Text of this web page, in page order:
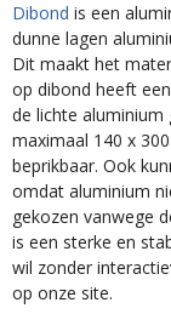
Dibond is een
dunne lagen
Dit maakt het
op dibond heeft
de lichte
maximaal 140 x
beprikbaar. Ook
omdat aluminium
gekozen vanwege
is een sterke en
wil zonder
op onze site.